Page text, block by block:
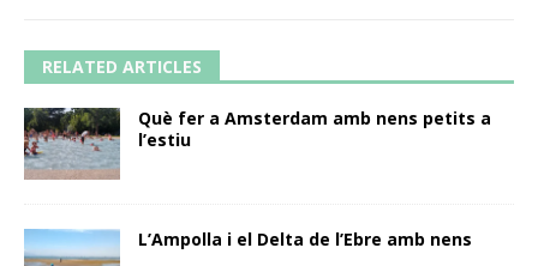
RELATED ARTICLES
Què fer a Amsterdam amb nens petits a
l’estiu
L’Ampolla i el Delta de l’Ebre amb nens